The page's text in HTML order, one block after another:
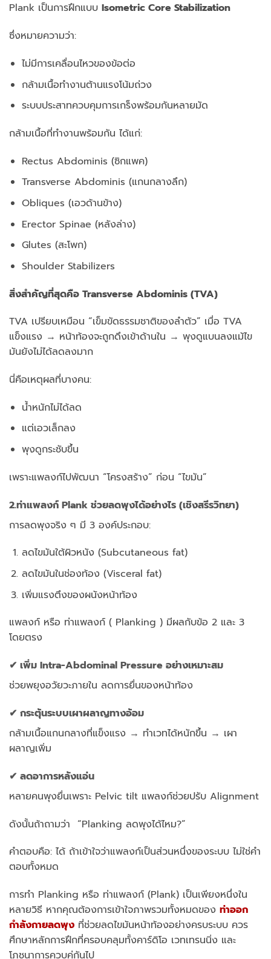
Plank เป็นการฝึกแบบ Isometric Core Stabilization
ซึ่งหมายความว่า:
ไม่มีการเคลื่อนไหวของข้อต่อ
กล้ามเนื้อทำงานต้านแรงโน้มถ่วง
ระบบประสาทควบคุมการเกร็งพร้อมกันหลายมัด
กล้ามเนื้อที่ทำงานพร้อมกัน ได้แก่:
Rectus Abdominis (ซิกแพค)
Transverse Abdominis (แกนกลางลึก)
Obliques (เอวด้านข้าง)
Erector Spinae (หลังล่าง)
Glutes (สะโพก)
Shoulder Stabilizers
สิ่งสำคัญที่สุดคือ Transverse Abdominis (TVA)
TVA เปรียบเหมือน “เข็มขัดธรรมชาติของลำตัว” เมื่อ TVA
แข็งแรง → หน้าท้องจะถูกดึงเข้าด้านใน → พุงดูแบนลงแม้ไข
มันยังไม่ได้ลดลงมาก
นี่คือเหตุผลที่บางคน:
น้ำหนักไม่ได้ลด
แต่เอวเล็กลง
พุงดูกระชับขึ้น
เพราะแพลงก์ไปพัฒนา “โครงสร้าง” ก่อน “ไขมัน”
2.ท่าแพลงก์ Plank ช่วยลดพุงได้อย่างไร (เชิงสรีรวิทยา)
การลดพุงจริง ๆ มี 3 องค์ประกอบ:
ลดไขมันใต้ผิวหนัง (Subcutaneous fat)
ลดไขมันในช่องท้อง (Visceral fat)
เพิ่มแรงตึงของผนังหน้าท้อง
แพลงก์ หรือ ท่าแพลงก์ ( Planking ) มีผลกับข้อ 2 และ 3
โดยตรง
✔ เพิ่ม Intra-Abdominal Pressure อย่างเหมาะสม
ช่วยพยุงอวัยวะภายใน ลดการยื่นของหน้าท้อง
✔ กระตุ้นระบบเผาผลาญทางอ้อม
กล้ามเนื้อแกนกลางที่แข็งแรง → ทำเวทได้หนักขึ้น → เผา
ผลาญเพิ่ม
✔ ลดอาการหลังแอ่น
หลายคนพุงยื่นเพราะ Pelvic tilt แพลงก์ช่วยปรับ Alignment
ดังนั้นถ้าถามว่า “Planking ลดพุงได้ไหม?”
คำตอบคือ: ได้ ถ้าเข้าใจว่าแพลงก์เป็นส่วนหนึ่งของระบบ ไม่ใช่คำ
ตอบทั้งหมด
การทำ Planking หรือ ท่าแพลงก์ (Plank) เป็นเพียงหนึ่งใน
หลายวิธี หากคุณต้องการเข้าใจภาพรวมทั้งหมดของ ท่าออก
กำลังกายลดพุง ที่ช่วยลดไขมันหน้าท้องอย่างครบระบบ ควร
ศึกษาหลักการฝึกที่ครอบคลุมทั้งคาร์ดิโอ เวทเทรนนิ่ง และ
โภชนาการควบคู่กันไป